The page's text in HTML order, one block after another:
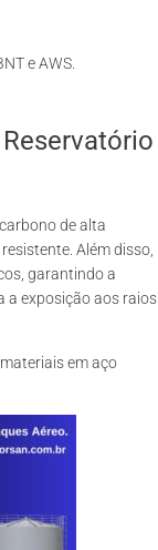
e AWS.
de alta
Além disso,
garantindo a
a exposição aos raios
em aço